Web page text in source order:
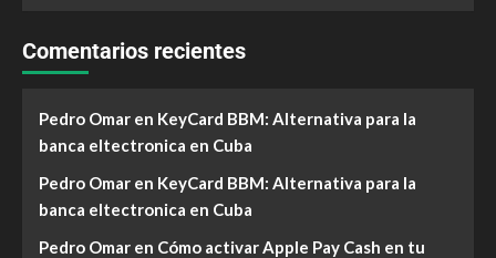
Comentarios recientes
Pedro Omar en KeyCard BBM: Alternativa para la
banca eltectronica en Cuba
Pedro Omar en KeyCard BBM: Alternativa para la
banca eltectronica en Cuba
Pedro Omar en Cómo activar Apple Pay Cash en tu